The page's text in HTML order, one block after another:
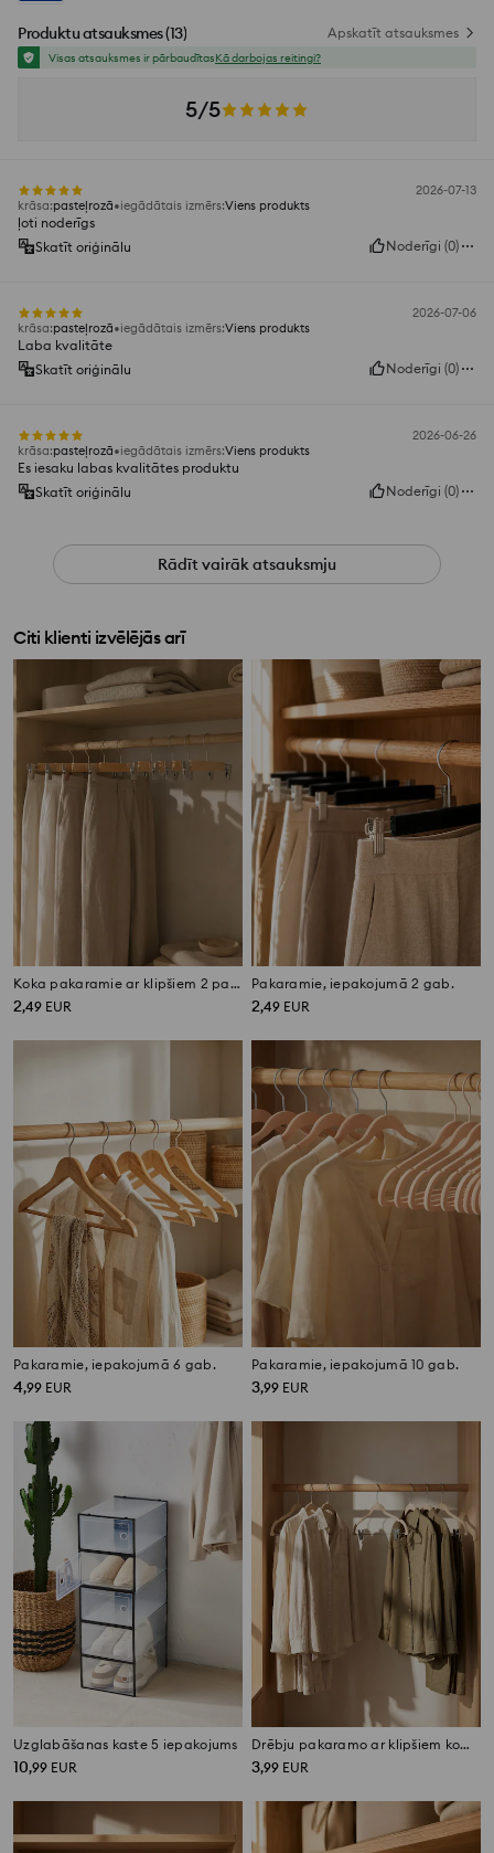
Produktu atsauksmes(13) Apskatīt atsauksmes
Visas atsauksmes ir pārbaudītasKā darbojas reitingi?
5/5
2026-07-13
krāsa:pasteļrozā iegādātais izmērs:Viens produkts
ļoti noderīgs
Skatīt oriģinālu
Noderīgi (0)
2026-07-06
krāsa:pasteļrozā iegādātais izmērs:Viens produkts
Laba kvalitāte
Skatīt oriģinālu
Noderīgi (0)
2026-06-26
krāsa:pasteļrozā iegādātais izmērs:Viens produkts
Es iesaku labas kvalitātes produktu
Skatīt oriģinālu
Noderīgi (0)
Rādīt vairāk atsauksmju
Citi klienti izvēlējās arī
Koka pakaramie ar klipšiem 2 pack
2,49 EUR
Pakaramie, iepakojumā 2 gab.
2,49 EUR
Pakaramie, iepakojumā 6 gab.
4,99 EUR
Pakaramie, iepakojumā 10 gab.
3,99 EUR
Uzglabāšanas kaste 5 iepakojums
10,99 EUR
Drēbju pakaramo ar klipšiem komplekts 5 pack
3,99 EUR